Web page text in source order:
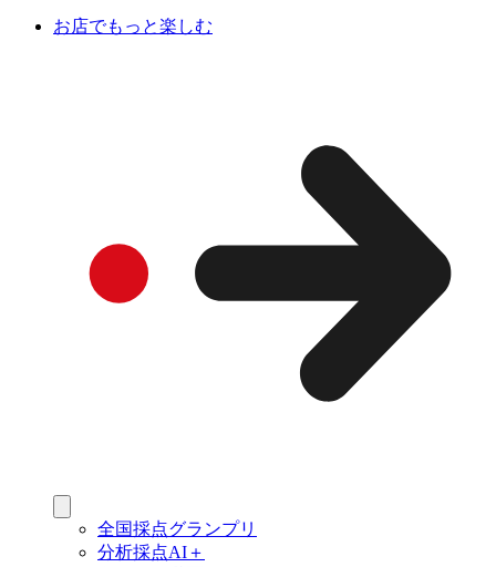
お店でもっと楽しむ
全国採点グランプリ
分析採点AI＋